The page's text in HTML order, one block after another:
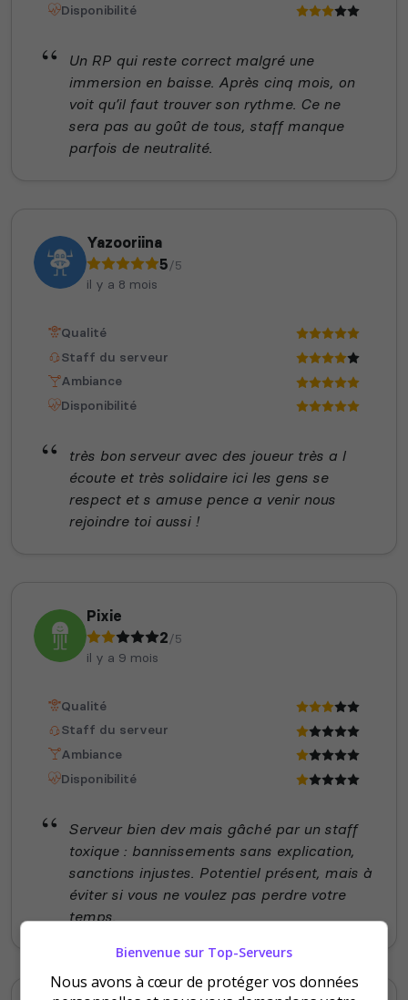
Disponibilité
Un RP qui reste correct malgré une
immersion en baisse. Après cinq mois, on
voit qu’il faut trouver son rythme. Ce ne
sera pas au goût de tous, staff manque
parfois de neutralité.
Yazooriina
5/5
il y a 8 mois
Qualité
Staff du serveur
Ambiance
Disponibilité
très bon serveur avec des joueur très a l
écoute et très solidaire ici les gens se
respect et s amuse pence a venir nous
rejoindre toi aussi !
Pixie
2/5
il y a 9 mois
Qualité
Staff du serveur
Ambiance
Disponibilité
Serveur bien dev mais gâché par un staff
toxique : bannissements sans explication,
sanctions injustes. Potentiel présent, mais à
éviter si vous ne voulez pas perdre votre
temps.
Bienvenue sur Top-Serveurs
Nous avons à cœur de protéger vos données